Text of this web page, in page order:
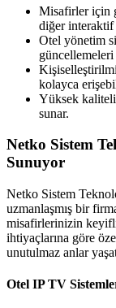
Misafirler için
diğer interaktif
Otel yönetim
güncellemeleri
kolayca
Yüksek
sunar.
Netko Sistem
Sunuyor
Netko Sistem
uzmanlaşmış bir
misafirlerinizin keyifli
ihtiyaçlarına göre
unutulmaz anlar
Otel IP TV